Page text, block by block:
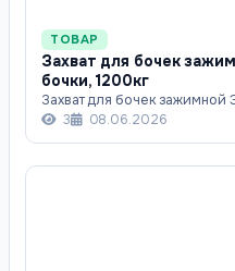
ТОВАР
Захват для бочек
бочки, 1200кг
Захват для бочек зажимной
3
08.06.2026